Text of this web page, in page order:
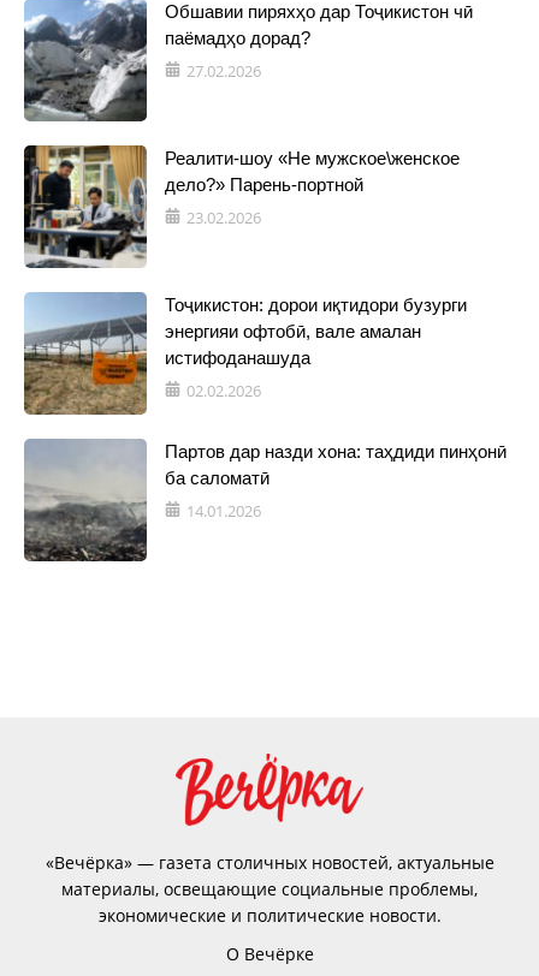
Обшавии пиряхҳо дар Тоҷикистон чӣ
паёмадҳо дорад?
27.02.2026
Реалити-шоу «Не мужское\женское
дело?» Парень-портной
23.02.2026
Тоҷикистон: дорои иқтидори бузурги
энергияи офтобӣ, вале амалан
истифоданашуда
02.02.2026
Партов дар назди хона: таҳдиди пинҳонӣ
ба саломатӣ
14.01.2026
«Вечёрка» — газета столичных новостей, актуальные
материалы, освещающие социальные проблемы,
экономические и политические новости.
О Вечёрке